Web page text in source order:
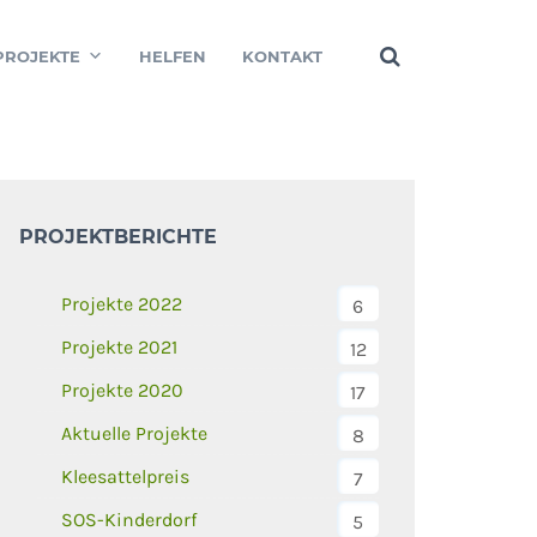
HELFEN KONTAKT
PROJEKTBERICHTE
Projekte 2022
6
Projekte 2021
12
Projekte 2020
17
Aktuelle Projekte
8
Kleesattelpreis
7
SOS-Kinderdorf
5